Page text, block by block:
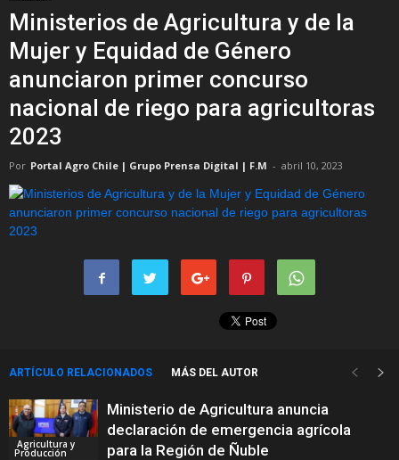
Ministerios de Agricultura y de la
Mujer y Equidad de Género
anunciaron primer concurso
nacional de riego para agricultoras
2023
Por Portal Agro Chile | Grupo Prensa Digital | F.M - abril 10, 2023
ARTÍCULO RELACIONADOS MÁS DEL AUTOR
Agricultura y
Producción
Ministerio de Agricultura anuncia
declaración de emergencia agrícola
para la Región de Ñuble